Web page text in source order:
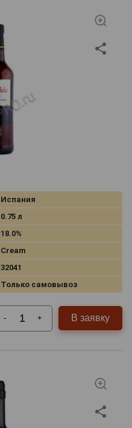
Испания
0.75 л
18.0%
Cream
32041
Только самовывоз
- + В заявку